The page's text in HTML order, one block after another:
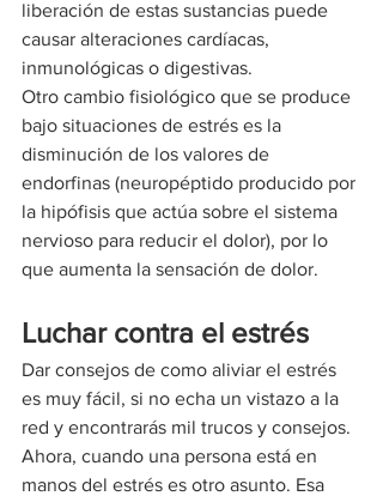
liberación de estas sustancias puede
causar alteraciones cardíacas,
inmunológicas o digestivas.
Otro cambio fisiológico que se produce
bajo situaciones de estrés es la
disminución de los valores de
endorfinas (neuropéptido producido por
la hipófisis que actúa sobre el sistema
nervioso para reducir el dolor), por lo
que aumenta la sensación de dolor.
Luchar contra el estrés
Dar consejos de como aliviar el estrés
es muy fácil, si no echa un vistazo a la
red y encontrarás mil trucos y consejos.
Ahora, cuando una persona está en
manos del estrés es otro asunto. Esa